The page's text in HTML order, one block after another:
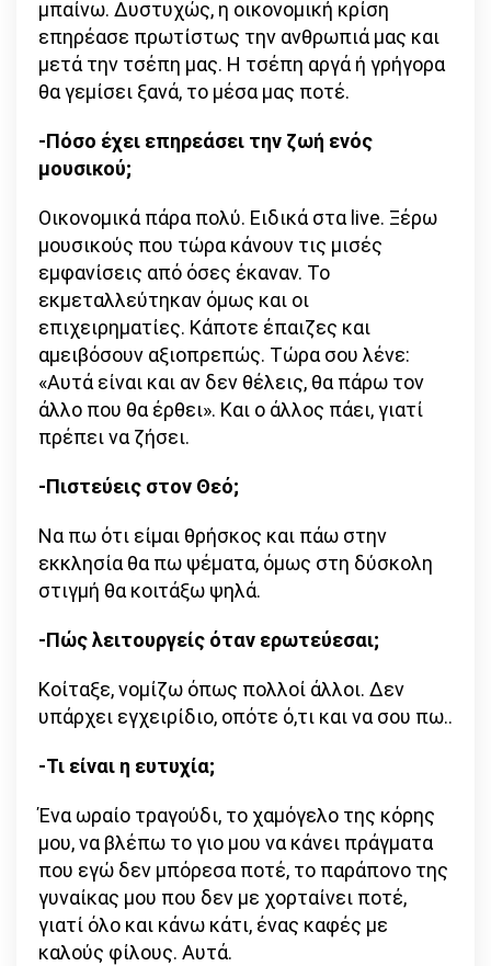
μπαίνω. Δυστυχώς, η οικονομική κρίση
επηρέασε πρωτίστως την ανθρωπιά μας και
μετά την τσέπη μας. Η τσέπη αργά ή γρήγορα
θα γεμίσει ξανά, το μέσα μας ποτέ.
-Πόσο έχει επηρεάσει την ζωή ενός
μουσικού;
Οικονομικά πάρα πολύ. Ειδικά στα live. Ξέρω
μουσικούς που τώρα κάνουν τις μισές
εμφανίσεις από όσες έκαναν. Το
εκμεταλλεύτηκαν όμως και οι
επιχειρηματίες. Κάποτε έπαιζες και
αμειβόσουν αξιοπρεπώς. Τώρα σου λένε:
«Αυτά είναι και αν δεν θέλεις, θα πάρω τον
άλλο που θα έρθει». Και ο άλλος πάει, γιατί
πρέπει να ζήσει.
-Πιστεύεις στον Θεό;
Να πω ότι είμαι θρήσκος και πάω στην
εκκλησία θα πω ψέματα, όμως στη δύσκολη
στιγμή θα κοιτάξω ψηλά.
-Πώς λειτουργείς όταν ερωτεύεσαι;
Κοίταξε, νομίζω όπως πολλοί άλλοι. Δεν
υπάρχει εγχειρίδιο, οπότε ό,τι και να σου πω..
-Τι είναι η ευτυχία;
Ένα ωραίο τραγούδι, το χαμόγελο της κόρης
μου, να βλέπω το γιο μου να κάνει πράγματα
που εγώ δεν μπόρεσα ποτέ, το παράπονο της
γυναίκας μου που δεν με χορταίνει ποτέ,
γιατί όλο και κάνω κάτι, ένας καφές με
καλούς φίλους. Αυτά.